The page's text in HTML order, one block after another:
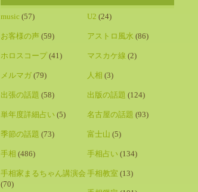
music (57) U2 (24)
お客様の声 (59) アストロ風水 (86)
ホロスコープ(41) マスカケ線 (2)
メルマガ (79) 人相 (3)
出張の話題 (58) 出版の話題 (124)
単年度詳細占い (5) 名古屋の話題 (93)
季節の話題 (73) 富士山 (5)
手相 (486) 手相占い (134)
手相家まるちゃん講演会
(70)
手相教室 (13)